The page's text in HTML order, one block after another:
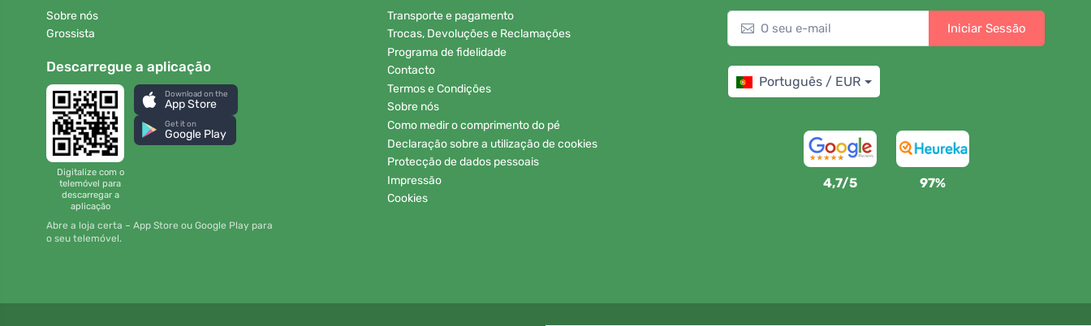
Sobre nós
Grossista
Descarregue a aplicação
Digitalize com o
telemóvel para
descarregar a
aplicação
Download on the
App Store
Get it on
Google Play
Abre a loja certa – App Store ou Google Play para
o seu telemóvel.
Transporte e pagamento
Trocas, Devoluções e Reclamações
Programa de fidelidade
Contacto
Termos e Condições
Sobre nós
Como medir o comprimento do pé
Declaração sobre a utilização de cookies
Protecção de dados pessoais
Impressão
Cookies
Iniciar Sessão
Português / EUR
4,7/5 97%